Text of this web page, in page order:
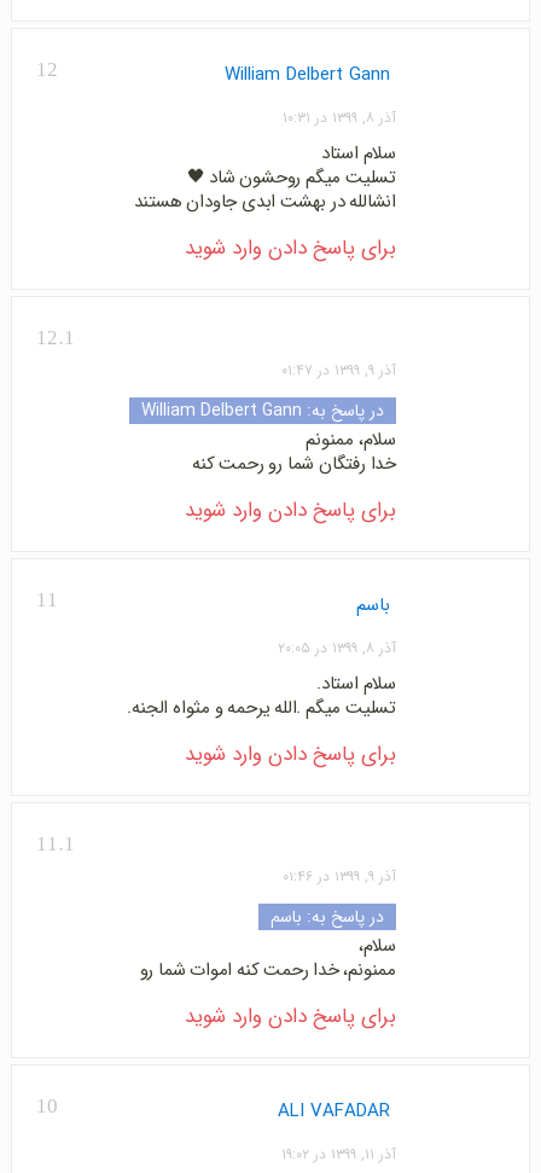
12 William Delbert Gann
آذر ۸, ۱۳۹۹ در ۱۰:۳۱
سلام استاد
تسلیت میگم روحشون شاد 🖤
انشالله در بهشت ابدی جاودان هستند
برای پاسخ دادن وارد شوید
12.1
آذر ۹, ۱۳۹۹ در ۰۱:۴۷
در پاسخ به: William Delbert Gann
سلام، ممنونم
خدا رفتگان شما رو رحمت کنه
برای پاسخ دادن وارد شوید
11 باسم
آذر ۸, ۱۳۹۹ در ۲۰:۰۵
سلام استاد.
تسلیت میگم .الله یرحمه و مثواه الجنه.
برای پاسخ دادن وارد شوید
11.1
آذر ۹, ۱۳۹۹ در ۰۱:۴۶
در پاسخ به: باسم
سلام،
ممنونم، خدا رحمت کنه اموات شما رو
برای پاسخ دادن وارد شوید
10 ALI VAFADAR
آذر ۱۱, ۱۳۹۹ در ۱۹:۰۲